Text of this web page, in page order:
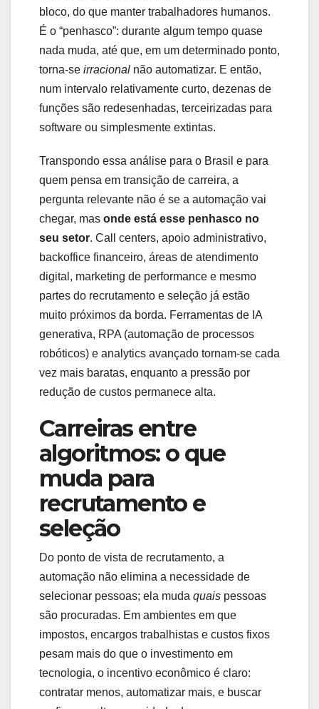
bloco, do que manter trabalhadores humanos.
É o “penhasco”: durante algum tempo quase
nada muda, até que, em um determinado ponto,
torna-se irracional não automatizar. E então,
num intervalo relativamente curto, dezenas de
funções são redesenhadas, terceirizadas para
software ou simplesmente extintas.
Transpondo essa análise para o Brasil e para
quem pensa em transição de carreira, a
pergunta relevante não é se a automação vai
chegar, mas onde está esse penhasco no
seu setor. Call centers, apoio administrativo,
backoffice financeiro, áreas de atendimento
digital, marketing de performance e mesmo
partes do recrutamento e seleção já estão
muito próximos da borda. Ferramentas de IA
generativa, RPA (automação de processos
robóticos) e analytics avançado tornam-se cada
vez mais baratas, enquanto a pressão por
redução de custos permanece alta.
Carreiras entre
algoritmos: o que
muda para
recrutamento e
seleção
Do ponto de vista de recrutamento, a
automação não elimina a necessidade de
selecionar pessoas; ela muda quais pessoas
são procuradas. Em ambientes em que
impostos, encargos trabalhistas e custos fixos
pesam mais do que o investimento em
tecnologia, o incentivo econômico é claro:
contratar menos, automatizar mais, e buscar